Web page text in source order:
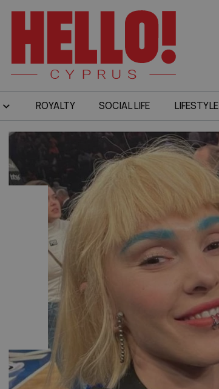
ROYALTY SOCIAL LIFE LIFESTYLE